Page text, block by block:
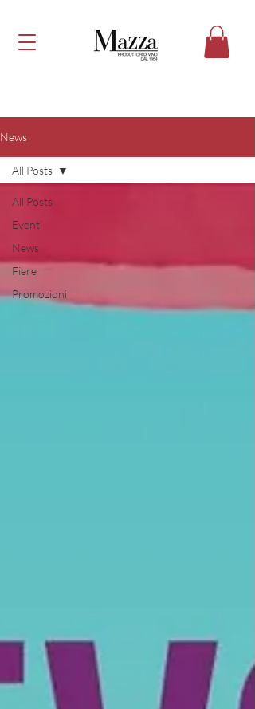
News
All Posts
Eventi
News
Fiere
Promozioni
All Posts